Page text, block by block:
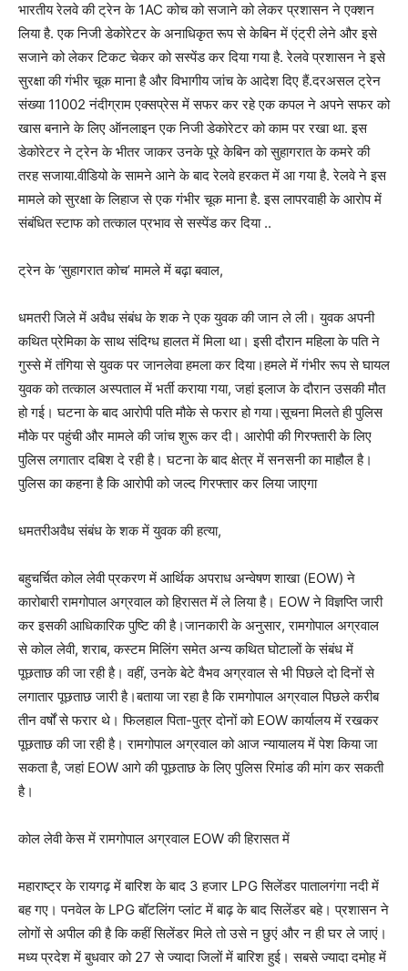
भारतीय रेलवे की ट्रेन के 1AC कोच को सजाने को लेकर प्रशासन ने एक्शन
लिया है. एक निजी डेकोरेटर के अनाधिकृत रूप से केबिन में एंट्री लेने और इसे
सजाने को लेकर टिकट चेकर को सस्पेंड कर दिया गया है. रेलवे प्रशासन ने इसे
सुरक्षा की गंभीर चूक माना है और विभागीय जांच के आदेश दिए हैं.दरअसल ट्रेन
संख्या 11002 नंदीग्राम एक्सप्रेस में सफर कर रहे एक कपल ने अपने सफर को
खास बनाने के लिए ऑनलाइन एक निजी डेकोरेटर को काम पर रखा था. इस
डेकोरेटर ने ट्रेन के भीतर जाकर उनके पूरे केबिन को सुहागरात के कमरे की
तरह सजाया.वीडियो के सामने आने के बाद रेलवे हरकत में आ गया है. रेलवे ने इस
मामले को सुरक्षा के लिहाज से एक गंभीर चूक माना है. इस लापरवाही के आरोप में
संबंधित स्टाफ को तत्काल प्रभाव से सस्पेंड कर दिया ..
ट्रेन के ‘सुहागरात कोच’ मामले में बढ़ा बवाल,
धमतरी जिले में अवैध संबंध के शक ने एक युवक की जान ले ली। युवक अपनी
कथित प्रेमिका के साथ संदिग्ध हालत में मिला था। इसी दौरान महिला के पति ने
गुस्से में तंगिया से युवक पर जानलेवा हमला कर दिया।हमले में गंभीर रूप से घायल
युवक को तत्काल अस्पताल में भर्ती कराया गया, जहां इलाज के दौरान उसकी मौत
हो गई। घटना के बाद आरोपी पति मौके से फरार हो गया।सूचना मिलते ही पुलिस
मौके पर पहुंची और मामले की जांच शुरू कर दी। आरोपी की गिरफ्तारी के लिए
पुलिस लगातार दबिश दे रही है। घटना के बाद क्षेत्र में सनसनी का माहौल है।
पुलिस का कहना है कि आरोपी को जल्द गिरफ्तार कर लिया जाएगा
धमतरीअवैध संबंध के शक में युवक की हत्या,
बहुचर्चित कोल लेवी प्रकरण में आर्थिक अपराध अन्वेषण शाखा (EOW) ने
कारोबारी रामगोपाल अग्रवाल को हिरासत में ले लिया है। EOW ने विज्ञप्ति जारी
कर इसकी आधिकारिक पुष्टि की है।जानकारी के अनुसार, रामगोपाल अग्रवाल
से कोल लेवी, शराब, कस्टम मिलिंग समेत अन्य कथित घोटालों के संबंध में
पूछताछ की जा रही है। वहीं, उनके बेटे वैभव अग्रवाल से भी पिछले दो दिनों से
लगातार पूछताछ जारी है।बताया जा रहा है कि रामगोपाल अग्रवाल पिछले करीब
तीन वर्षों से फरार थे। फिलहाल पिता-पुत्र दोनों को EOW कार्यालय में रखकर
पूछताछ की जा रही है। रामगोपाल अग्रवाल को आज न्यायालय में पेश किया जा
सकता है, जहां EOW आगे की पूछताछ के लिए पुलिस रिमांड की मांग कर सकती
है।
कोल लेवी केस में रामगोपाल अग्रवाल EOW की हिरासत में
महाराष्ट्र के रायगढ़ में बारिश के बाद 3 हजार LPG सिलेंडर पातालगंगा नदी में
बह गए। पनवेल के LPG बॉटलिंग प्लांट में बाढ़ के बाद सिलेंडर बहे। प्रशासन ने
लोगों से अपील की है कि कहीं सिलेंडर मिले तो उसे न छुएं और न ही घर ले जाएं।
मध्य प्रदेश में बुधवार को 27 से ज्यादा जिलों में बारिश हुई। सबसे ज्यादा दमोह में